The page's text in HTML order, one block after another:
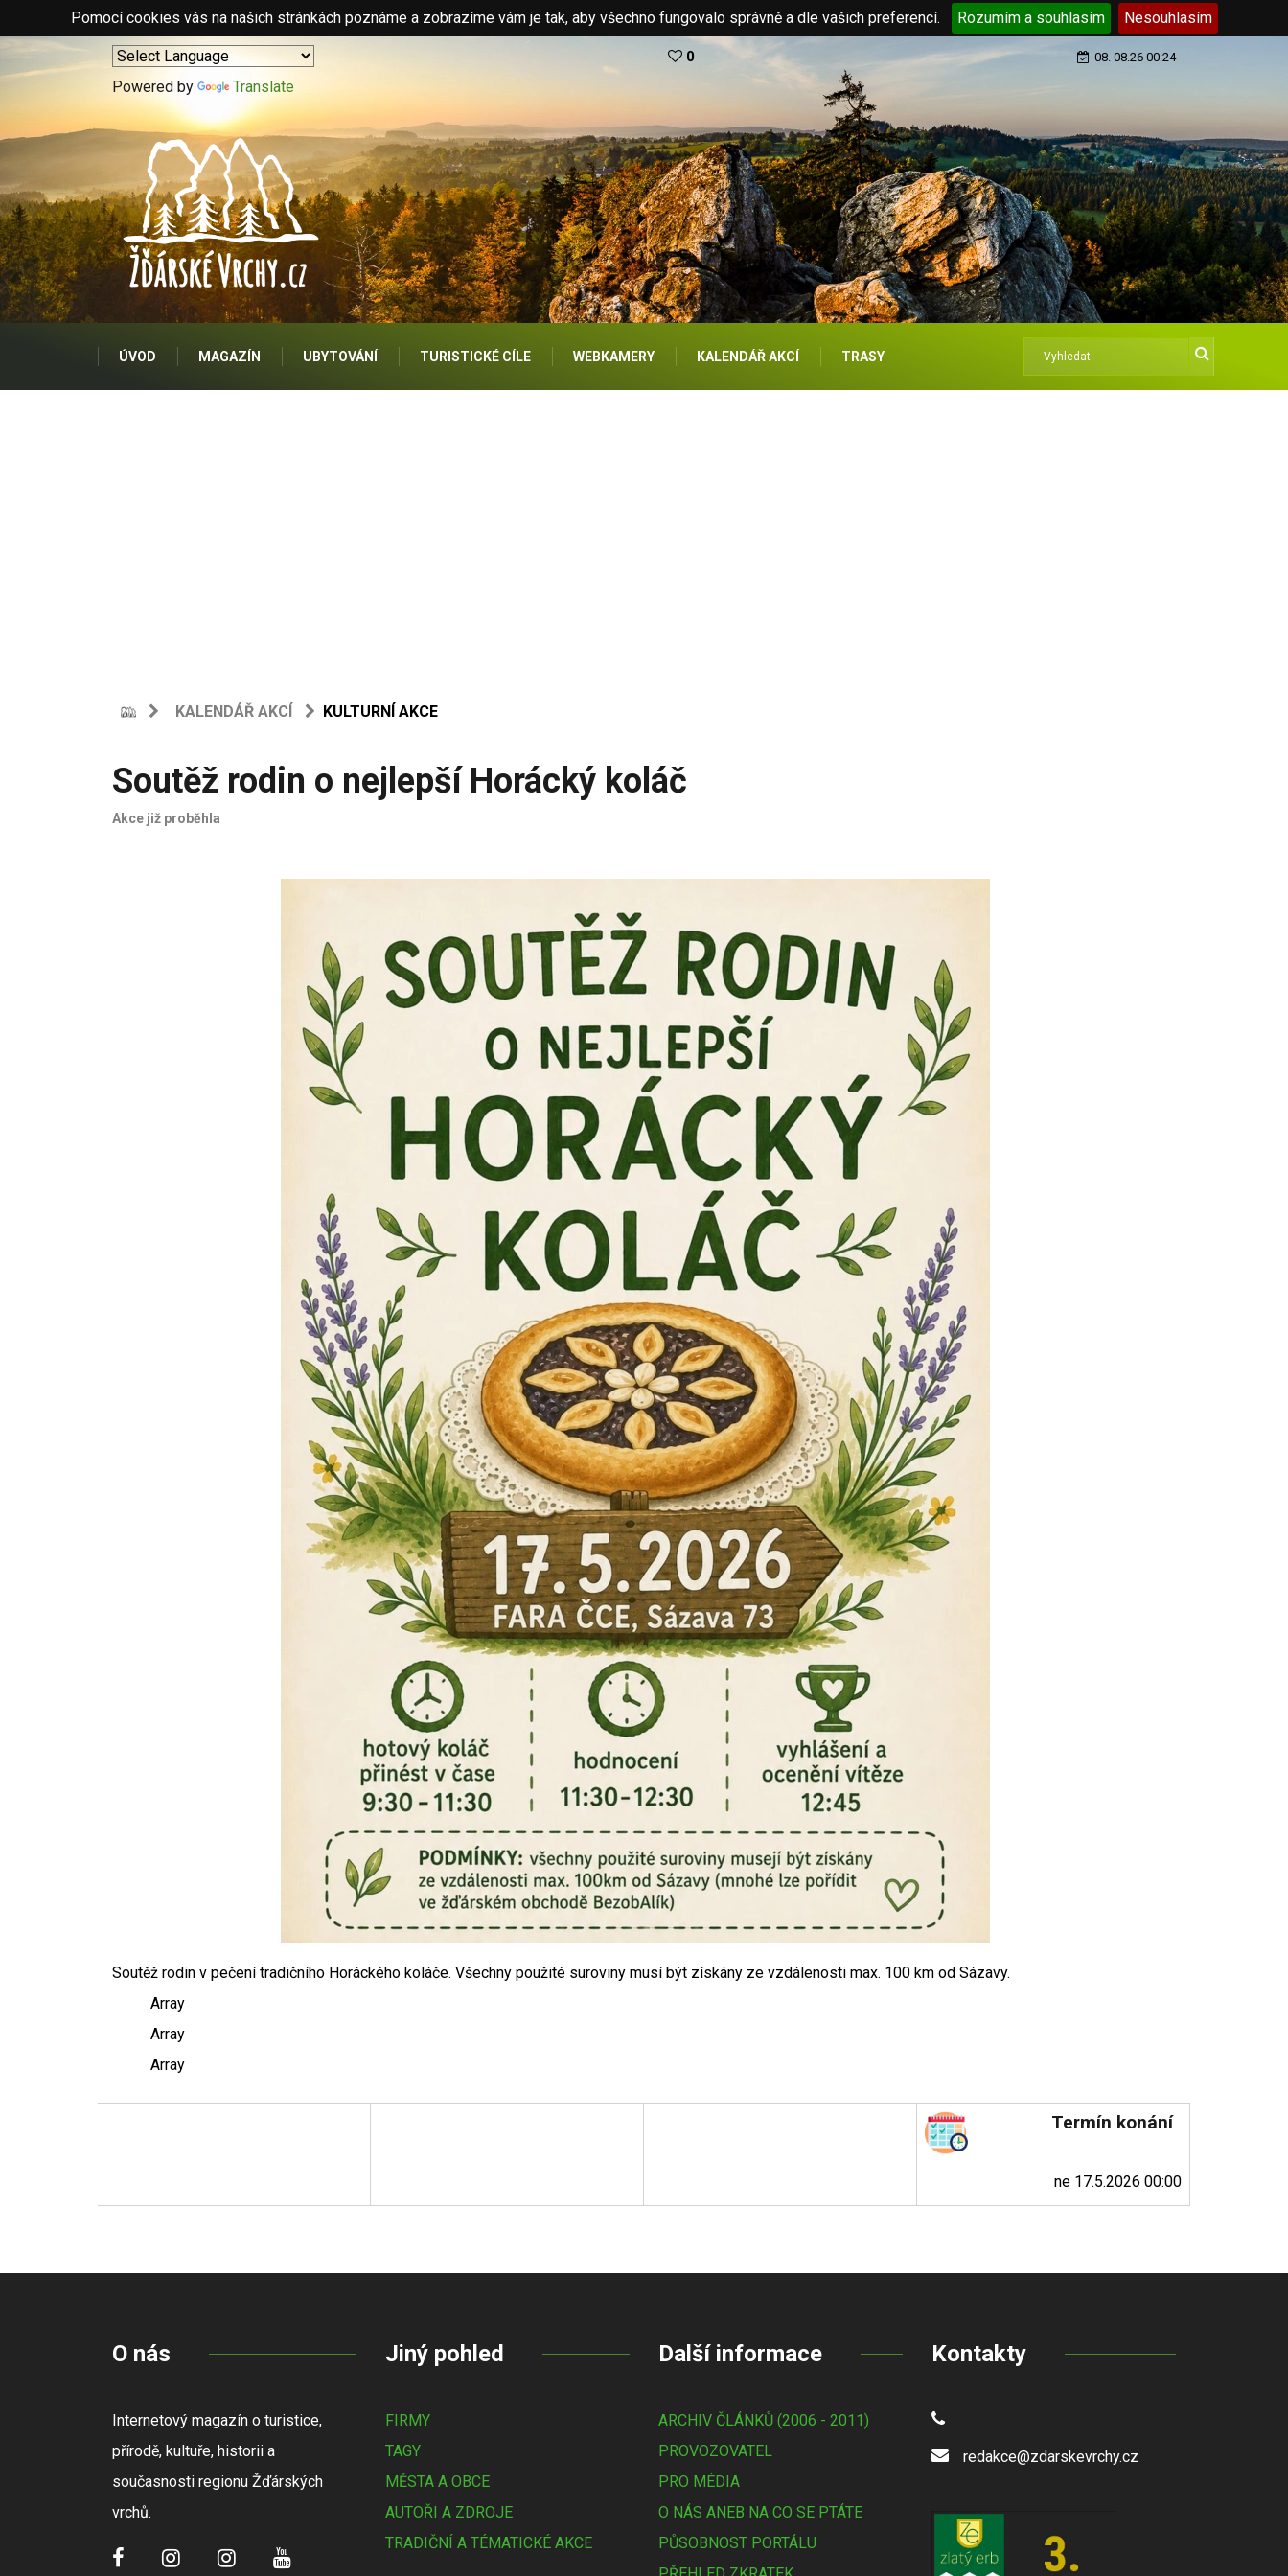
Pomocí cookies vás na našich stránkách poznáme a zobrazíme vám je tak, aby všechno fungovalo správně a dle vašich preferencí. Rozumím a souhlasím Nesouhlasím
Powered by Translate
0 08. 08.26 00:24
ÚVOD MAGAZÍN UBYTOVÁNÍ TURISTICKÉ CÍLE WEBKAMERY KALENDÁŘ AKCÍ TRASY
KALENDÁŘ AKCÍ KULTURNÍ AKCE
Soutěž rodin o nejlepší Horácký koláč
Akce již proběhla
Soutěž rodin v pečení tradičního Horáckého koláče. Všechny použité suroviny musí být získány ze vzdálenosti max. 100 km od Sázavy.
Array
Array
Array
Termín konání
ne 17.5.2026 00:00
O nás
Internetový magazín o turistice,
přírodě, kultuře, historii a
současnosti regionu Žďárských
vrchů.
Jiný pohled
FIRMY
TAGY
MĚSTA A OBCE
AUTOŘI A ZDROJE
TRADIČNÍ A TÉMATICKÉ AKCE
Další informace
ARCHIV ČLÁNKŮ (2006 - 2011)
PROVOZOVATEL
PRO MÉDIA
O NÁS ANEB NA CO SE PTÁTE
PŮSOBNOST PORTÁLU
Kontakty
redakce@zdarskevrchy.cz